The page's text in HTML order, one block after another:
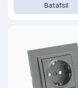
Batafsil